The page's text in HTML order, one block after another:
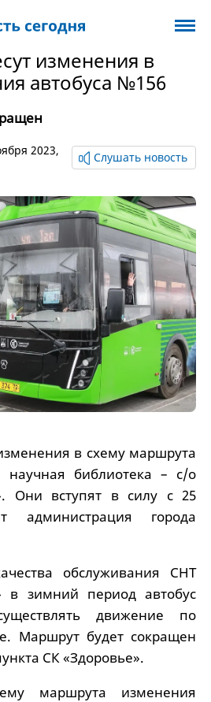
изменения в
автобуса №156
2023,
Слушать новость
в схему маршрута
библиотека – с/о
Они вступят в силу с 25
администрация города
обслуживания СНТ
в зимний период автобус
движение по
Маршрут будет сокращен
СК «Здоровье».
маршрута изменения